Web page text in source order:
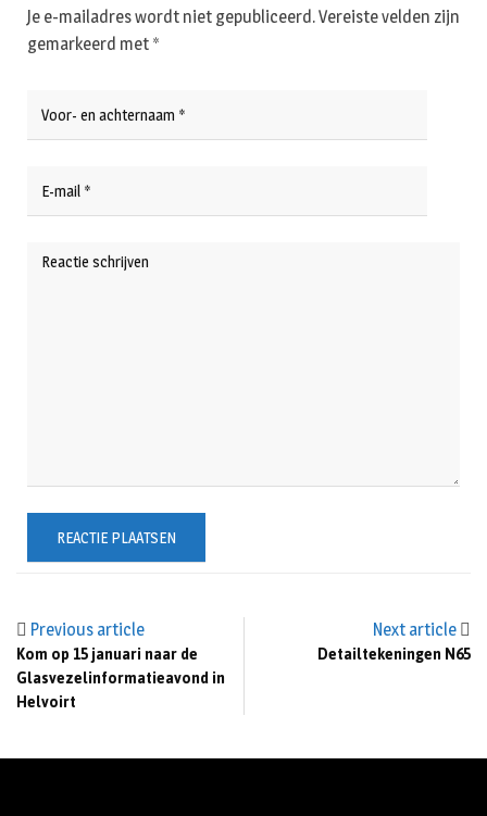
Previous article
Kom op 15 januari naar de
Glasvezelinformatieavond in
Helvoirt
Next article
Detailtekeningen N65
Je e-mailadres wordt niet gepubliceerd.Vereiste velden zijn
gemarkeerd met *